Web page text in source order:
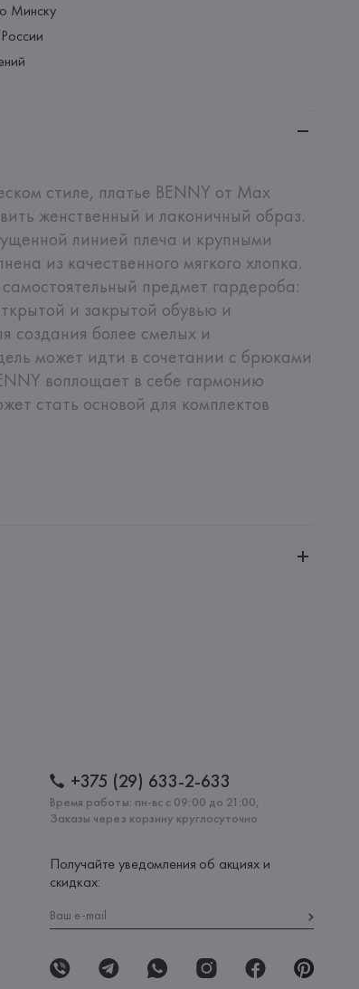
Минску
стиле, платье BENNY от Max
женственный и лаконичный образ.
линией плеча и крупными
из качественного мягкого хлопка.
предмет гардероба:
и закрытой обувью и
создания более смелых и
может идти в сочетании с брюками
воплощает в себе гармонию
стать основой для комплектов
+375 (29) 633-2-633
Время работы: пн-вс с 09:00 до 21:00,
Заказы через корзину круглосуточно
Получайте уведомления об акциях и
скидках: